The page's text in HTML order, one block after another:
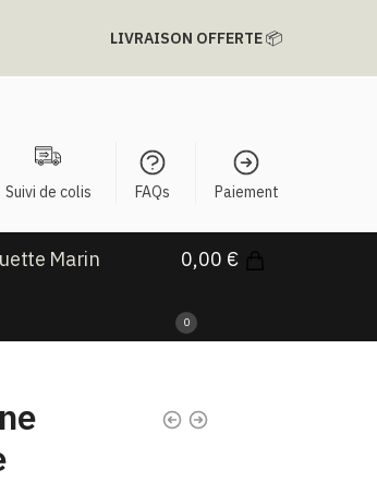
LIVRAISON OFFERTE📦
Suivi de colis FAQs Paiement
Marin 0,00 €
0